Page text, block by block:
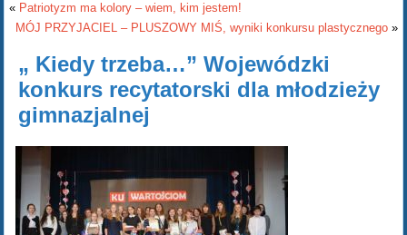
« Patriotyzm ma kolory – wiem, kim jestem!
MÓJ PRZYJACIEL – PLUSZOWY MIŚ, wyniki konkursu plastycznego»
„ Kiedy trzeba…” Wojewódzki
konkurs recytatorski dla młodzieży
gimnazjalnej